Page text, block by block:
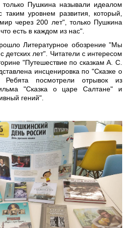
Пушкина называли идеалом
таким уровнем развития, который,
через 200 лет", только Пушкина
есть в каждом из нас".
Литературное обозрение "Мы
детских лет". Читатели с интересом
"Путешествие по сказкам А. С.
инсценировка по "Сказке о
посмотрели отрывок из
"Сказка о царе Салтане" и
гений".